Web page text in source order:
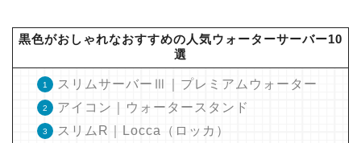
黒色がおしゃれなおすすめの人気ウォーターサーバー10
選
スリムサーバーⅢ｜プレミアムウォーター
アイコン｜ウォータースタンド
スリムR｜Locca（ロッカ）